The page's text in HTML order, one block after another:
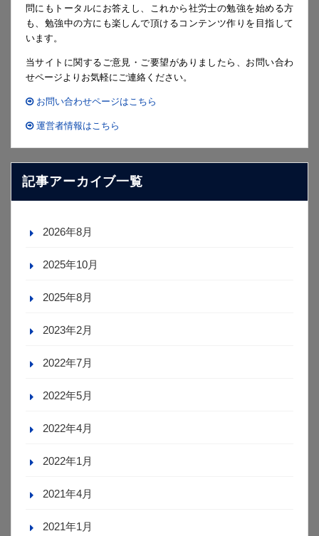
問にもトータルにお答えし、これから社労士の勉強を始める方
も、勉強中の方にも楽しんで頂けるコンテンツ作りを目指して
います。
当サイトに関するご意見・ご要望がありましたら、お問い合わ
せページよりお気軽にご連絡ください。
お問い合わせページはこちら
運営者情報はこちら
記事アーカイブ一覧
2026年8月
2025年10月
2025年8月
2023年2月
2022年7月
2022年5月
2022年4月
2022年1月
2021年4月
2021年1月